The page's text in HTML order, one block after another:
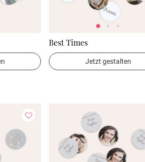
Best Times
Jetzt gestalten